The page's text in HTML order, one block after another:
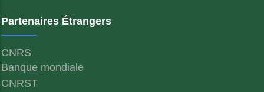
Partenaires Étrangers
CNRS
Banque mondiale
CNRST